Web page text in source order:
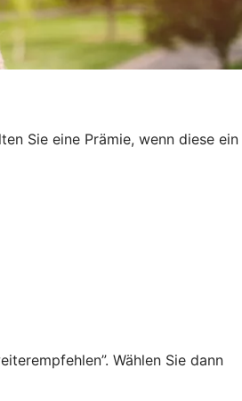
Sie eine Prämie, wenn diese ein
Wählen Sie dann